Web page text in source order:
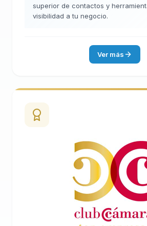
superior de contactos y
visibilidad a tu negocio.
Ver más